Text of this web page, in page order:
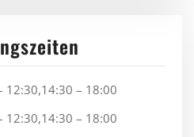
12:30,14:30 – 18:00
12:30,14:30 – 18:00